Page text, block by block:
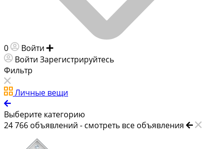
0 Войти
Войти Зарегистрируйтесь
Фильтр
Личные вещи
Выберите категорию
24 766 объявлений - смотреть все объявления